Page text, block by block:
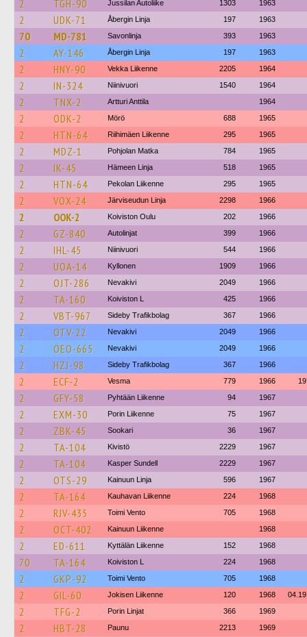
2 TGH-90 Jussilan Autoliike 1303 1963
2 UDK-71 Åbergin Linja 197 1963
70 MD-781 Savonlinja 393 1963
2 AY-146 Åbergin Linja 197 1963
2 HNY-90 Vekka Liikenne 2205 1964
2 IN-324 Niinivuori 1540 1964
2 TNX-2 Artturi Anttila 1964
2 ODK-2 Mörö 688 1965
2 HTN-64 Riihimäen Liikenne 295 1965
2 MDZ-1 Pohjolan Matka 784 1965
2 IK-45 Hämeen Linja 518 1965
2 HTN-64 Pekolan Liikenne 295 1965
2 VOX-24 Järviseudun Linja 2298 1966
2 OOK-2 Koiviston Oulu 202 1966
2 GZ-840 Autolinjat 399 1966
2 IHL-45 Niinivuori 544 1966
2 UOA-14 Kyllonen 1909 1966
2 OJT-286 Nevakivi 2049 1966
2 TA-160 Koiviston L 425 1966
2 VBT-967 Sideby Trafikbolag 367 1966
2 OTV-22 Nevakivi 2049 1966
2 OEO-665 Nevakivi 2049 1966
2 HZJ-98 Sideby Trafikbolag 367 1966
2 ECF-2 Vesma 779 1966
2 GFY-58 Pyhtään Liikenne 94 1967
2 EXM-30 Porin Liikenne 75 1967
2 ZBK-45 Sookari 36 1967
2 TA-104 Kivistö 2229 1967
2 TA-104 Kasper Sundell 2229 1967
2 OTS-29 Kainuun Linja 596 1967
2 TA-164 Kauhavan Liikenne 224 1968
2 RJV-435 Toimi Vento 705 1968
2 OCT-402 Kainuun Liikenne 1968
2 ED-611 Kyttälän Liikenne 152 1968
70 TA-164 Koiviston L 224 1968
2 GKP-92 Toimi Vento 705 1968
2 GIL-60 Jokisen Liikenne 120 1968
2 TFG-2 Porin Linjat 366 1969
2 HBT-28 Paunu 2213 1969